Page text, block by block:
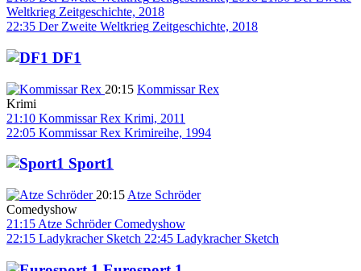
Weltkrieg Zeitgeschichte, 2018
22:35 Der Zweite Weltkrieg Zeitgeschichte, 2018
DF1
20:15 Kommissar Rex
Krimi
21:10 Kommissar Rex Krimi, 2011
22:05 Kommissar Rex Krimireihe, 1994
Sport1
20:15 Atze Schröder
Comedyshow
21:15 Atze Schröder Comedyshow
22:15 Ladykracher Sketch 22:45 Ladykracher Sketch